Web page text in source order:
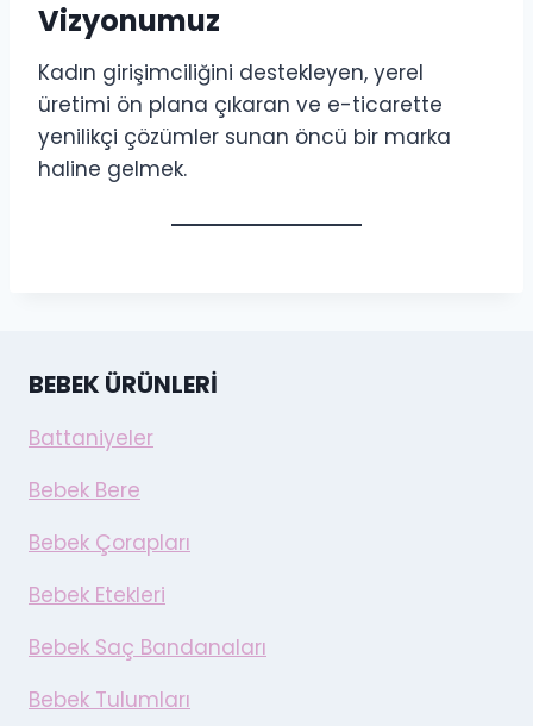
Vizyonumuz
Kadın girişimciliğini destekleyen, yerel
üretimi ön plana çıkaran ve e-ticarette
yenilikçi çözümler sunan öncü bir marka
haline gelmek.
BEBEK ÜRÜNLERI
Battaniyeler
Bebek Bere
Bebek Çorapları
Bebek Etekleri
Bebek Saç Bandanaları
Bebek Tulumları